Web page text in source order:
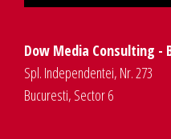
Dow Media Consulting -
Spl. Independentei, Nr. 273
Bucuresti, Sector 6